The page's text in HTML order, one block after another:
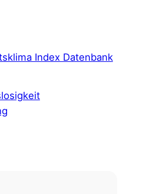
Index Datenbank